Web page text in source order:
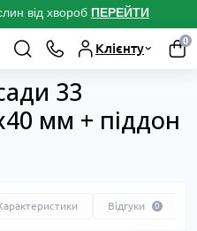
від хвороб ПЕРЕЙТИ
Клієнту
0
вирощування розсади Касети для
33
мм + піддон
Відгуки 0